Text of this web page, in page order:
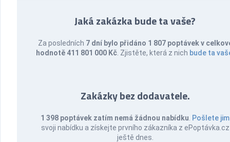
Jaká zakázka bude ta vaše?
Za posledních 7 dní bylo přidáno 1 807 poptávek v
hodnotě 411 801 000 Kč . Zjistěte, která z nich bude ta
Zakázky bez dodavatele.
1 398 poptávek zatím nemá žádnou nabídku Pošlete jim
svoji nabídku a získejte prvního zákazníka z ePoptávka.cz
ještě dnes.